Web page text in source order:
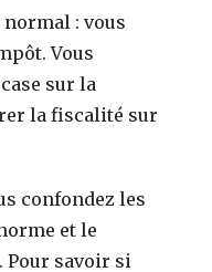
normal : vous
Vous
sur la
la fiscalité sur
confondez les
et le
Pour savoir si